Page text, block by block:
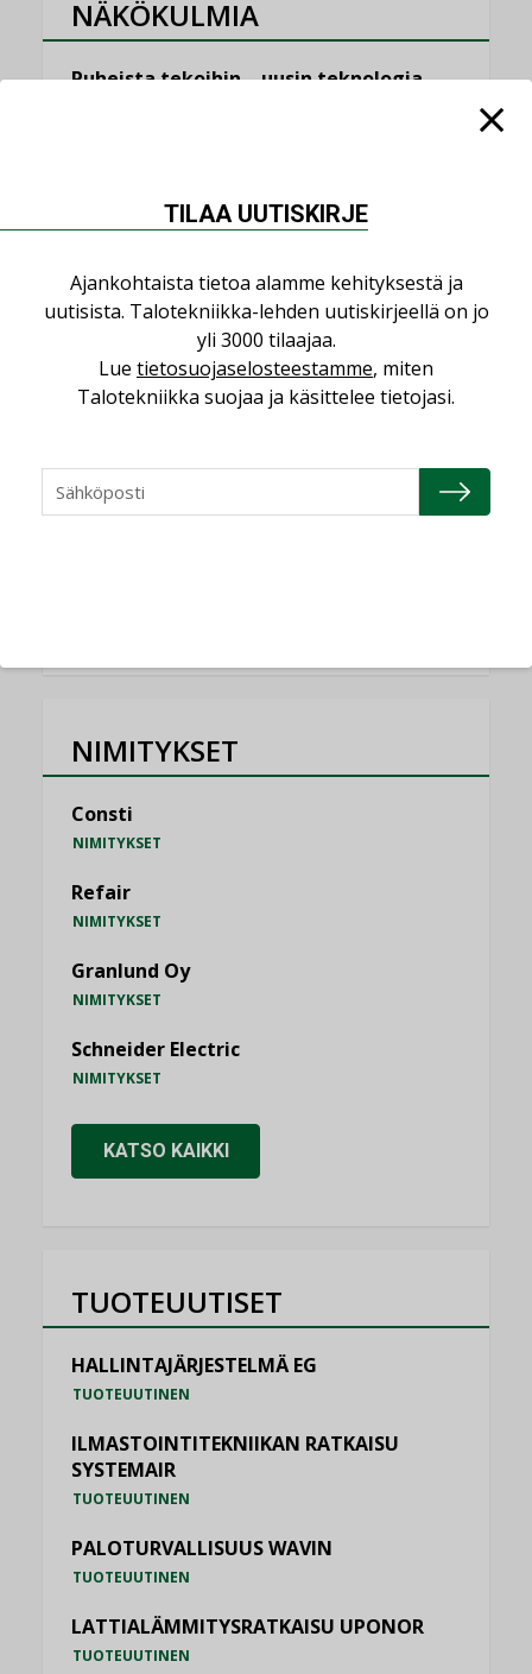
NÄKÖKULMIA
Puheista tekoihin – uusin teknologia
ilmanvaihtoa
KOLUMNI
Miten varmistetaan EPD-dokumenteista
saatavien tietojen vertailukelpoisuus?
Vesi- ja viemärimitoittaminen on
jämähtänyt ajassa paikalleen
NIMITYKSET
Consti
NIMITYKSET
Refair
NIMITYKSET
Granlund Oy
NIMITYKSET
Schneider Electric
NIMITYKSET
KATSO KAIKKI
TUOTEUUTISET
HALLINTAJÄRJESTELMÄ EG
TUOTEUUTINEN
ILMASTOINTITEKNIIKAN RATKAISU
SYSTEMAIR
TUOTEUUTINEN
PALOTURVALLISUUS WAVIN
TUOTEUUTINEN
LATTIALÄMMITYSRATKAISU UPONOR
TUOTEUUTINEN
TILAA UUTISKIRJE
Ajankohtaista tietoa alamme kehityksestä ja
uutisista. Talotekniikka-lehden uutiskirjeellä on jo
yli 3000 tilaajaa.
Lue tietosuojaselosteestamme, miten
Talotekniikka suojaa ja käsittelee tietojasi.